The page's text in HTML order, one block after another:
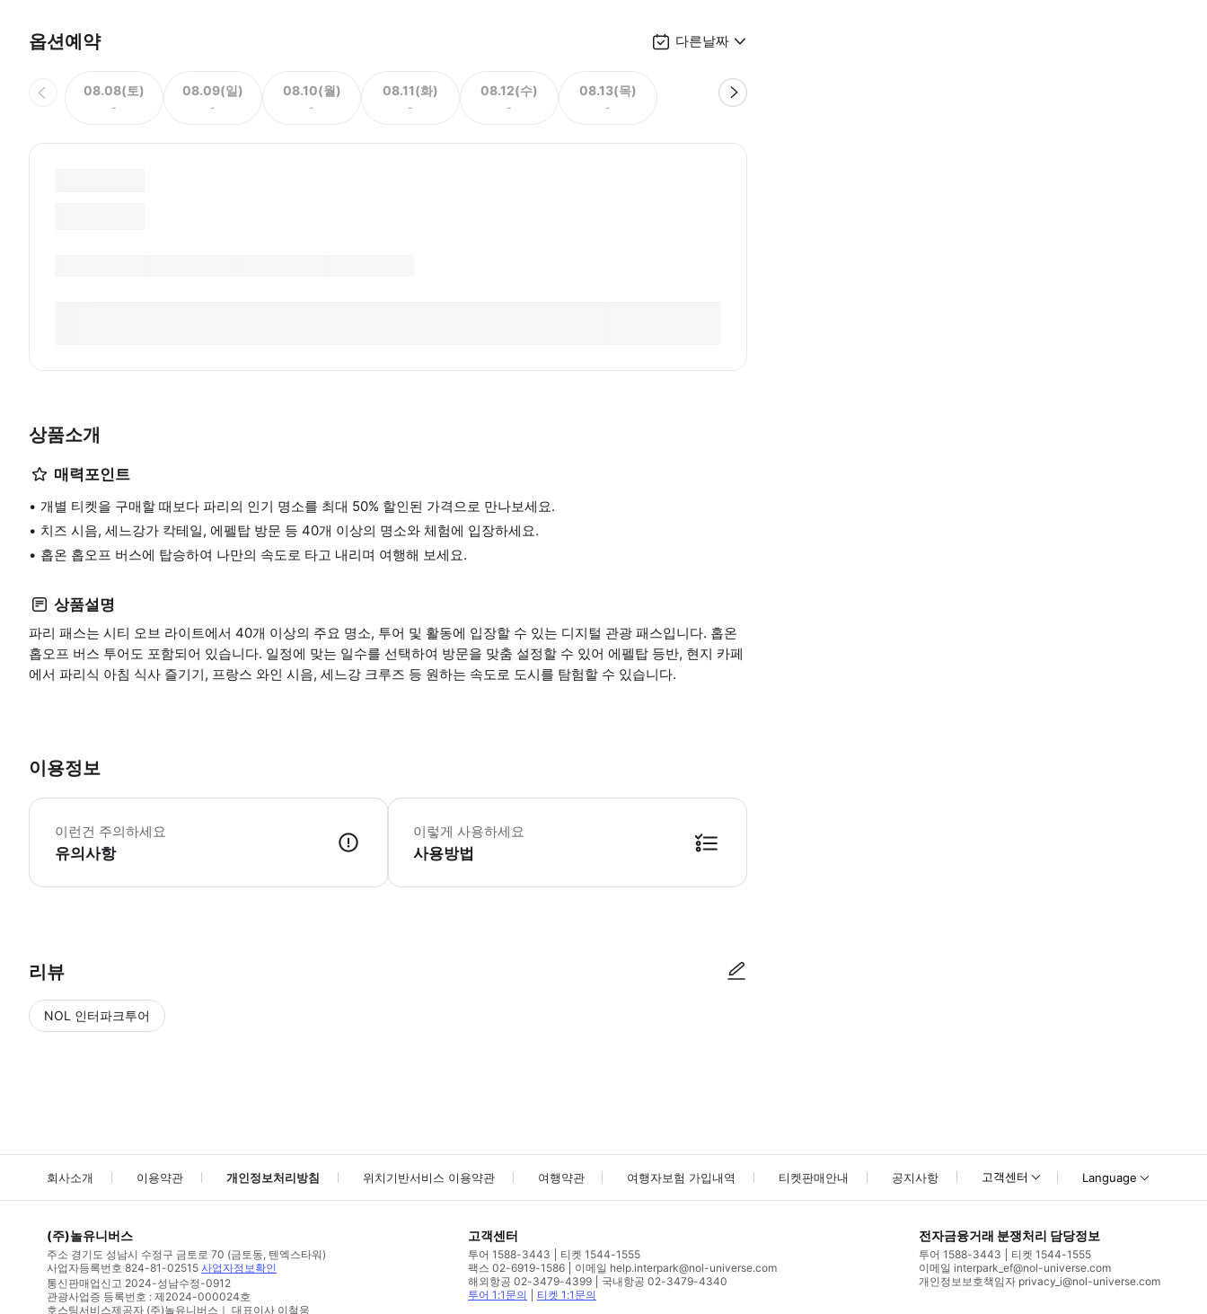
옵션예약 다른날짜
08.08(토)
-
08.09(일)
-
08.10(월)
-
08.11(화)
-
08.12(수)
-
08.13(목)
-
상품소개
매력포인트
개별 티켓을 구매할 때보다 파리의 인기 명소를 최대 50% 할인된 가격으로 만나보세요.
치즈 시음, 세느강가 칵테일, 에펠탑 방문 등 40개 이상의 명소와 체험에 입장하세요.
홉온 홉오프 버스에 탑승하여 나만의 속도로 타고 내리며 여행해 보세요.
상품설명
파리 패스는 시티 오브 라이트에서 40개 이상의 주요 명소, 투어 및 활동에 입장할 수 있는 디지털 관광 패스입니다. 홉온
홉오프 버스 투어도 포함되어 있습니다. 일정에 맞는 일수를 선택하여 방문을 맞춤 설정할 수 있어 에펠탑 등반, 현지 카페
에서 파리식 아침 식사 즐기기, 프랑스 와인 시음, 세느강 크루즈 등 원하는 속도로 도시를 탐험할 수 있습니다.
이용정보
이런건 주의하세요
유의사항
필수 안내: - 활성화되면, 패스는 선택한 연속된 달력 일수 동안 시간에 관계없이 유효합니다. - Go City 앱을 다운로드하여 포함된 명소와 체험을 확인하
이렇게 사용하세요
사용방법
리뷰
NOL 인터파크투어
회사소개 이용약관 개인정보처리방침 위치기반서비스 이용약관 여행약관 여행자보험 가입내역 티켓판매안내 공지사항 고객센터 Language
(주)놀유니버스
주소 경기도 성남시 수정구 금토로 70 (금토동, 텐엑스타워)
사업자등록번호 824-81-02515 사업자정보확인
통신판매업신고 2024-성남수정-0912
관광사업증 등록번호 : 제2024-000024호
호스팅서비스제공자 (주)놀유니버스｜ 대표이사 이철웅
고객센터
투어 1588-3443
티켓 1544-1555
팩스 02-6919-1586
이메일 help.interpark@nol-universe.com
해외항공 02-3479-4399
국내항공 02-3479-4340
투어 1:1문의
티켓 1:1문의
전자금융거래 분쟁처리 담당정보
투어 1588-3443
티켓 1544-1555
이메일 interpark_ef@nol-universe.com
개인정보보호책임자 privacy_i@nol-universe.com